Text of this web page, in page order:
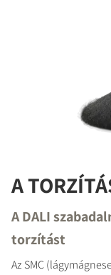
A
A DALI
torzítást
Az SMC